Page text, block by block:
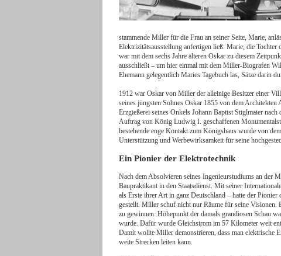
stammende Miller für die Frau an seiner Seite, Marie,
Elektrizitätsausstellung anfertigen ließ. Marie, die
war mit dem sechs Jahre älteren Oskar zu diesem
ausschließt – um hier einmal mit dem Miller-Biografen
Ehemann gelegentlich Maries Tagebuch las, Sätze darin
1912 war Oskar von Miller der alleinige Besitzer einer
seines jüngsten Sohnes Oskar 1855 von dem
Erzgießerei seines Onkels Johann Baptist Stiglmaier
Auftrag von König Ludwig I. geschaffenen
bestehende enge Kontakt zum Königshaus wurde von
Unterstützung und Werbewirksamkeit für seine
Ein Pionier der Elektrotechnik
Nach dem Absolvieren seines Ingenieurstudiums an der
Baupraktikant in den Staatsdienst. Mit seiner
als Erste ihrer Art in ganz Deutschland – hatte der
gestellt. Miller schuf nicht nur Räume für seine Visionen.
zu gewinnen. Höhepunkt der damals grandiosen Schau
wurde. Dafür wurde Gleichstrom im 57 Kilometer weit
Damit wollte Miller demonstrieren, dass man elektrische
weite Strecken leiten kann.